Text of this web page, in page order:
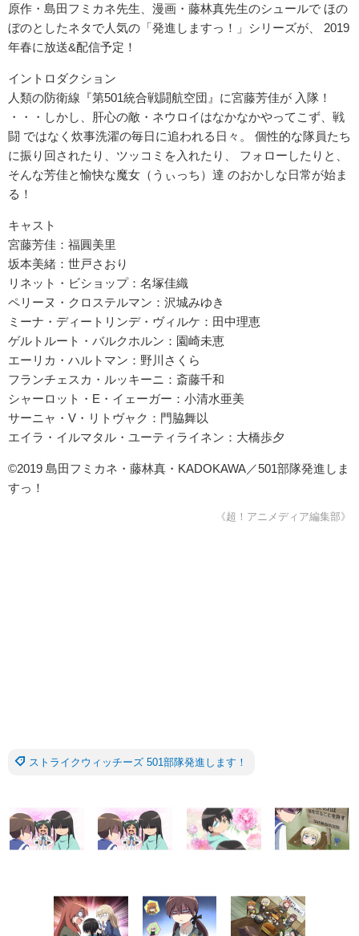
原作・島田フミカネ先生、漫画・藤林真先生のシュールで ほの
ぼのとしたネタで人気の「発進しますっ！」シリーズが、 2019
年春に放送&配信予定！
イントロダクション
人類の防衛線『第501統合戦闘航空団』に宮藤芳佳が 入隊！
・・・しかし、肝心の敵・ネウロイはなかなかやってこず、戦
闘 ではなく炊事洗濯の毎日に追われる日々。 個性的な隊員たち
に振り回されたり、ツッコミを入れたり、 フォローしたりと、
そんな芳佳と愉快な魔女（うぃっち）達 のおかしな日常が始ま
る！
キャスト
宮藤芳佳：福圓美里
坂本美緒：世戸さおり
リネット・ビショップ：名塚佳織
ペリーヌ・クロステルマン：沢城みゆき
ミーナ・ディートリンデ・ヴィルケ：田中理恵
ゲルトルート・バルクホルン：園崎未恵
エーリカ・ハルトマン：野川さくら
フランチェスカ・ルッキーニ：斎藤千和
シャーロット・E・イェーガー：小清水亜美
サーニャ・V・リトヴャク：門脇舞以
エイラ・イルマタル・ユーティライネン：大橋歩夕
©2019 島田フミカネ・藤林真・KADOKAWA／501部隊発進しま
すっ！
《超！アニメディア編集部》
ストライクウィッチーズ 501部隊発進します！